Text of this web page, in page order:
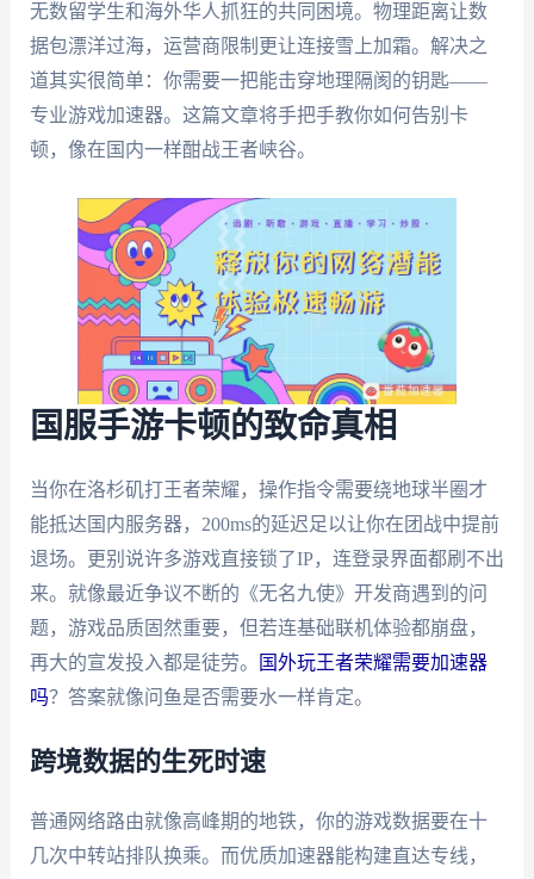
无数留学生和海外华人抓狂的共同困境。物理距离让数
据包漂洋过海，运营商限制更让连接雪上加霜。解决之
道其实很简单：你需要一把能击穿地理隔阂的钥匙——
专业游戏加速器。这篇文章将手把手教你如何告别卡
顿，像在国内一样酣战王者峡谷。
国服手游卡顿的致命真相
当你在洛杉矶打王者荣耀，操作指令需要绕地球半圈才
能抵达国内服务器，200ms的延迟足以让你在团战中提前
退场。更别说许多游戏直接锁了IP，连登录界面都刷不出
来。就像最近争议不断的《无名九使》开发商遇到的问
题，游戏品质固然重要，但若连基础联机体验都崩盘，
再大的宣发投入都是徒劳。
国外玩王者荣耀需要加速器
吗？答案就像问鱼是否需要水一样肯定。
跨境数据的生死时速
普通网络路由就像高峰期的地铁，你的游戏数据要在十
几次中转站排队换乘。而优质加速器能构建直达专线，